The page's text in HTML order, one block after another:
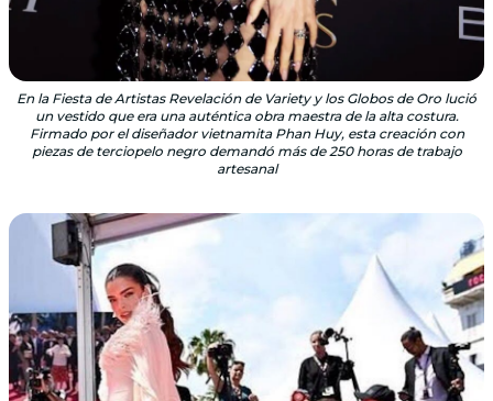
En la Fiesta de Artistas Revelación de Variety y los Globos de Oro lució
un vestido que era una auténtica obra maestra de la alta costura.
Firmado por el diseñador vietnamita Phan Huy, esta creación con
piezas de terciopelo negro demandó más de 250 horas de trabajo
artesanal